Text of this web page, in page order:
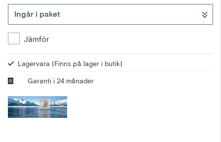
Ingår i paket
Jämför
Lagervara (Finns på lager i butik)
Garanti i 24 månader